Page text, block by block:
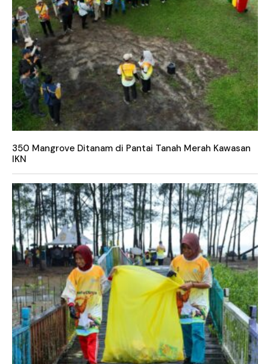
350 Mangrove Ditanam di Pantai Tanah Merah Kawasan
IKN